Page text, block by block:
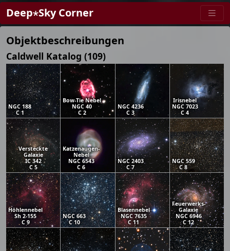
Deep⋆Sky Corner
Objektbeschreibungen
Caldwell Katalog (109)
NGC 188
C 1
Bow-Tie Nebel
NGC 40
C 2
NGC 4236
C 3
Irisnebel
NGC 7023
C 4
Versteckte
Galaxie
IC 342
C 5
Katzenaugen-
Nebel
NGC 6543
C 6
NGC 2403
C 7
NGC 559
C 8
Höhlennebel
Sh 2-155
C 9
NGC 663
C 10
Blasennebel
NGC 7635
C 11
Feuerwerks-
Galaxie
NGC 6946
C 12